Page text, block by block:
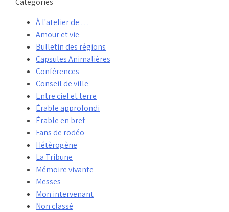
À l'atelier de …
Amour et vie
Bulletin des régions
Capsules Animalières
Conférences
Conseil de ville
Entre ciel et terre
Érable approfondi
Érable en bref
Fans de rodéo
Hétèrogène
La Tribune
Mémoire vivante
Messes
Mon intervenant
Non classé